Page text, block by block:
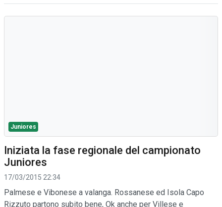
Juniores
Iniziata la fase regionale del campionato
Juniores
17/03/2015 22:34
Palmese e Vibonese a valanga. Rossanese ed Isola Capo
Rizzuto partono subito bene, Ok anche per Villese e